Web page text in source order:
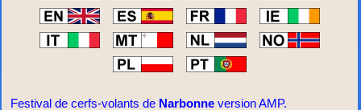
Festival de cerfs-volants de Narbonne version AMP.